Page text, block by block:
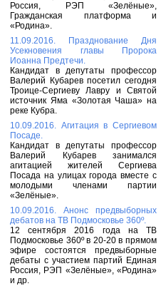
Россия, РЭП «Зелёные»,
Гражданская платформа и
«Родина».
11.09.2016. Празднование Дня
Усекновения главы Пророка
Иоанна Предтечи.
Кандидат в депутаты профессор
Валерий Кубарев посетил сегодня
Троице-Сергиеву Лавру и Святой
источник Яма «Золотая Чаша» на
реке Кубра.
10.09.2016. Агитация в Сергиевом
Посаде.
Кандидат в депутаты профессор
Валерий Кубарев занимался
агитацией жителей Сергиева
Посада на улицах города вместе с
молодыми членами партии
«Зелёные».
10.09.2016. Анонс предвыборных
дебатов на ТВ Подмосковье 360º.
12 сентября 2016 года на ТВ
Подмосковье 360º в 20-20 в прямом
эфире состоятся предвыборные
дебаты с участием партий Единая
Россия, РЭП «Зелёные», «Родина»
и др.